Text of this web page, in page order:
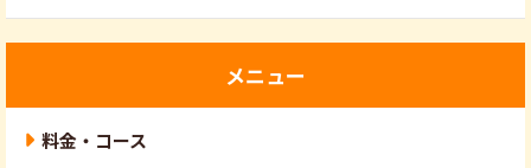
メニュー
料金・コース